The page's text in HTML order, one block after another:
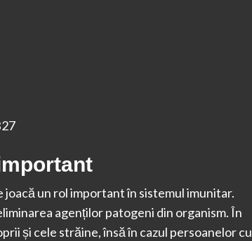
un rol important în sistemul imunitar.
agenților patogeni din organism. În
și cele străine, însă în cazul persoanelor cu